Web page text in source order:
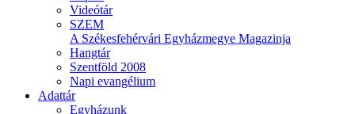
Videótár
SZEM
A Székesfehérvári Egyházmegye Magazinja
Hangtár
Szentföld 2008
Napi evangélium
Adattár
Egyházunk